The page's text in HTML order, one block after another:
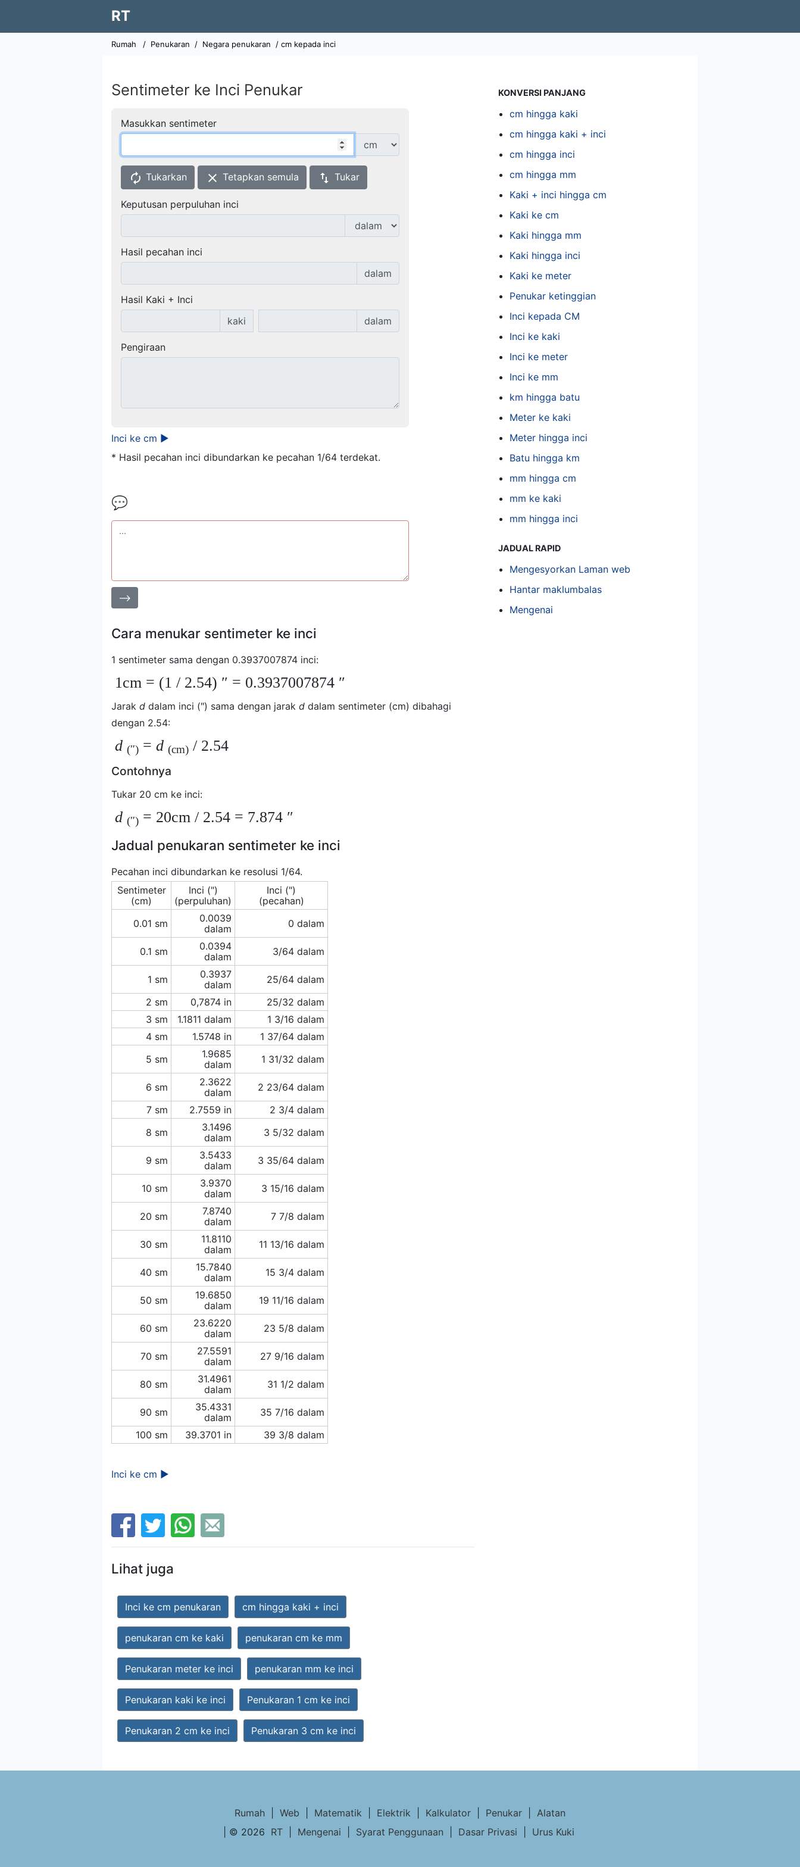
RT
Rumah / Penukaran / Negara penukaran / cm kepada inci
Sentimeter ke Inci Penukar
Masukkan sentimeter
autorenew Tukarkan clear Tetapkan semula swap_vert Tukar
Keputusan perpuluhan inci
Hasil pecahan inci
dalam
Hasil Kaki + Inci
kaki
dalam
Pengiraan
Inci ke cm ►
* Hasil pecahan inci dibundarkan ke pecahan 1/64 terdekat.
💬
⟶
Cara menukar sentimeter ke inci
1 sentimeter sama dengan 0.3937007874 inci:
1cm = (1 / 2.54) ″ = 0.3937007874 ″
Jarak d dalam inci (″) sama dengan jarak d dalam sentimeter (cm) dibahagi
dengan 2.54:
d (″) = d (cm) / 2.54
Contohnya
Tukar 20 cm ke inci:
d (″) = 20cm / 2.54 = 7.874 ″
Jadual penukaran sentimeter ke inci
Pecahan inci dibundarkan ke resolusi 1/64.
Sentimeter
(cm)
Inci (")
(perpuluhan)
Inci (")
(pecahan)
0.01 sm
0.0039
dalam
0 dalam
0.1 sm
0.0394
dalam
3/64 dalam
1 sm
0.3937
dalam
25/64 dalam
2 sm
0,7874 in
25/32 dalam
3 sm
1.1811 dalam
1 3/16 dalam
4 sm
1.5748 in
1 37/64 dalam
5 sm
1.9685
dalam
1 31/32 dalam
6 sm
2.3622
dalam
2 23/64 dalam
7 sm
2.7559 in
2 3/4 dalam
8 sm
3.1496
dalam
3 5/32 dalam
9 sm
3.5433
dalam
3 35/64 dalam
10 sm
3.9370
dalam
3 15/16 dalam
20 sm
7.8740
dalam
7 7/8 dalam
30 sm
11.8110
dalam
11 13/16 dalam
40 sm
15.7840
dalam
15 3/4 dalam
50 sm
19.6850
dalam
19 11/16 dalam
60 sm
23.6220
dalam
23 5/8 dalam
70 sm
27.5591
dalam
27 9/16 dalam
80 sm
31.4961
dalam
31 1/2 dalam
90 sm
35.4331
dalam
35 7/16 dalam
100 sm
39.3701 in 39 3/8 dalam
Inci ke cm ►
Lihat juga
Inci ke cm penukaran cm hingga kaki + inci
penukaran cm ke kaki penukaran cm ke mm
Penukaran meter ke inci penukaran mm ke inci
Penukaran kaki ke inci Penukaran 1 cm ke inci
Penukaran 2 cm ke inci Penukaran 3 cm ke inci
KONVERSI PANJANG
cm hingga kaki
cm hingga kaki + inci
cm hingga inci
cm hingga mm
Kaki + inci hingga cm
Kaki ke cm
Kaki hingga mm
Kaki hingga inci
Kaki ke meter
Penukar ketinggian
Inci kepada CM
Inci ke kaki
Inci ke meter
Inci ke mm
km hingga batu
Meter ke kaki
Meter hingga inci
Batu hingga km
mm hingga cm
mm ke kaki
mm hingga inci
JADUAL RAPID
Mengesyorkan Laman web
Hantar maklumbalas
Mengenai
Rumah Web Matematik Elektrik Kalkulator Penukar
Alatan
| © 2026 RT Mengenai Syarat Penggunaan Dasar Privasi Urus Kuki